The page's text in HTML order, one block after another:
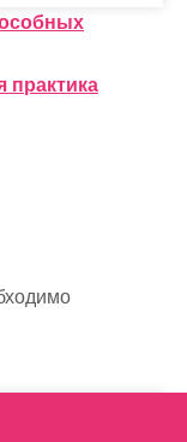
практика